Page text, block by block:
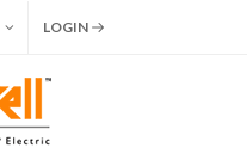
LOGIN